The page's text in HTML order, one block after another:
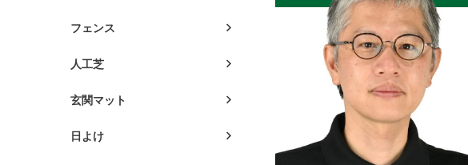
フェンス
人工芝
玄関マット
日よけ